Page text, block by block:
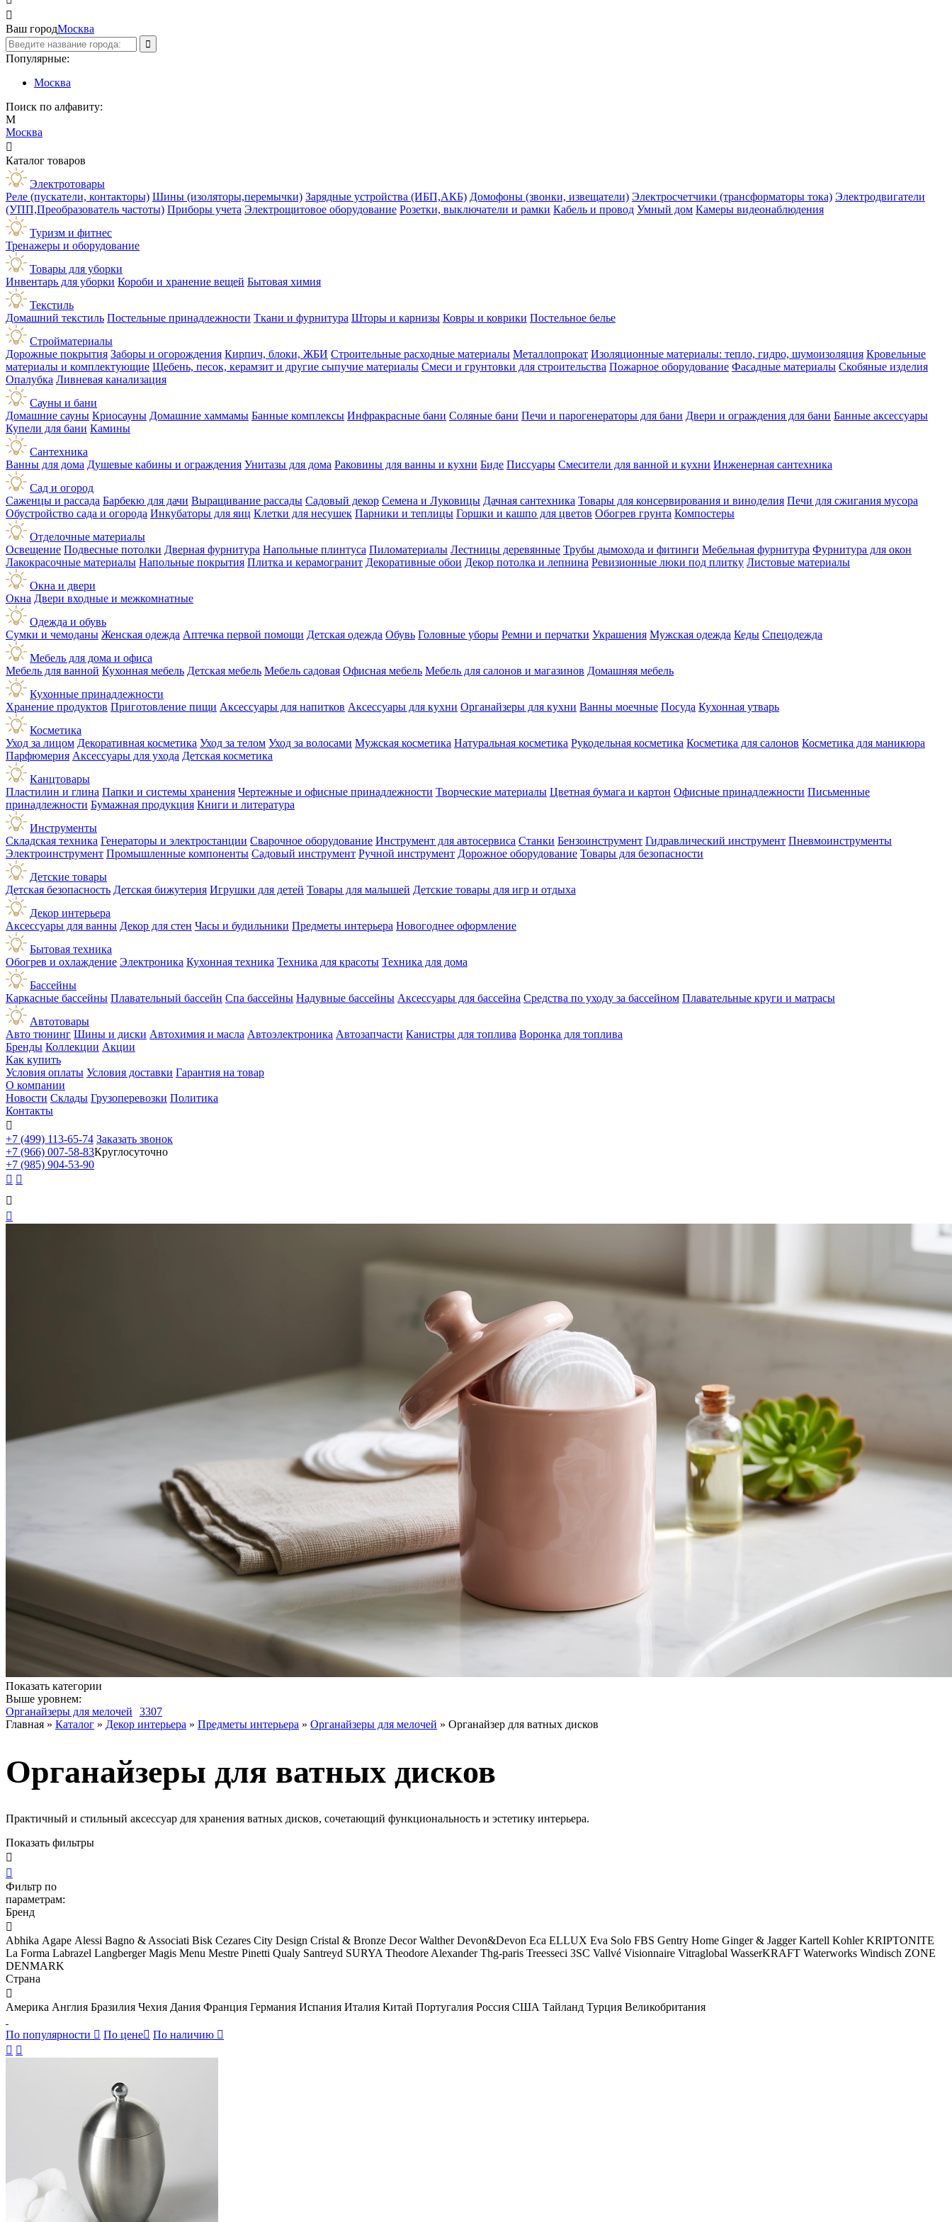

Ваш городМосква
Популярные:
Москва
Поиск по алфавиту:
М
Москва

Каталог товаров
Электротовары
Реле (пускатели, контакторы) Шины (изоляторы,перемычки) Зарядные устройства (ИБП,АКБ) Домофоны (звонки, извещатели) Электросчетчики (трансформаторы тока) Электродвигатели
(УПП,Преобразователь частоты) Приборы учета Электрощитовое оборудование Розетки, выключатели и рамки Кабель и провод Умный дом Камеры видеонаблюдения
Туризм и фитнес
Тренажеры и оборудование
Товары для уборки
Инвентарь для уборки Короби и хранение вещей Бытовая химия
Текстиль
Домашний текстиль Постельные принадлежности Ткани и фурнитура Шторы и карнизы Ковры и коврики Постельное белье
Стройматериалы
Дорожные покрытия Заборы и огорождения Кирпич, блоки, ЖБИ Строительные расходные материалы Металлопрокат Изоляционные материалы: тепло, гидро, шумоизоляция Кровельные
материалы и комплектующие Щебень, песок, керамзит и другие сыпучие материалы Смеси и грунтовки для строительства Пожарное оборудование Фасадные материалы Скобяные изделия
Опалубка Ливневая канализация
Сауны и бани
Домашние сауны Криосауны Домашние хаммамы Банные комплексы Инфракрасные бани Соляные бани Печи и парогенераторы для бани Двери и ограждения для бани Банные аксессуары
Купели для бани Камины
Сантехника
Ванны для дома Душевые кабины и ограждения Унитазы для дома Раковины для ванны и кухни Биде Писсуары Смесители для ванной и кухни Инженерная сантехника
Сад и огород
Саженцы и рассада Барбекю для дачи Выращивание рассады Садовый декор Семена и Луковицы Дачная сантехника Товары для консервирования и виноделия Печи для сжигания мусора
Обустройство сада и огорода Инкубаторы для яиц Клетки для несушек Парники и теплицы Горшки и кашпо для цветов Обогрев грунта Компостеры
Отделочные материалы
Освещение Подвесные потолки Дверная фурнитура Напольные плинтуса Пиломатериалы Лестницы деревянные Трубы дымохода и фитинги Мебельная фурнитура Фурнитура для окон
Лакокрасочные материалы Напольные покрытия Плитка и керамогранит Декоративные обои Декор потолка и лепнина Ревизионные люки под плитку Листовые материалы
Окна и двери
Окна Двери входные и межкомнатные
Одежда и обувь
Сумки и чемоданы Женская одежда Аптечка первой помощи Детская одежда Обувь Головные уборы Ремни и перчатки Украшения Мужская одежда Кеды Спецодежда
Мебель для дома и офиса
Мебель для ванной Кухонная мебель Детская мебель Мебель садовая Офисная мебель Мебель для салонов и магазинов Домашняя мебель
Кухонные принадлежности
Хранение продуктов Приготовление пищи Аксессуары для напитков Аксессуары для кухни Органайзеры для кухни Ванны моечные Посуда Кухонная утварь
Косметика
Уход за лицом Декоративная косметика Уход за телом Уход за волосами Мужская косметика Натуральная косметика Рукодельная косметика Косметика для салонов Косметика для маникюра
Парфюмерия Аксессуары для ухода Детская косметика
Канцтовары
Пластилин и глина Папки и системы хранения Чертежные и офисные принадлежности Творческие материалы Цветная бумага и картон Офисные принадлежности Письменные
принадлежности Бумажная продукция Книги и литература
Инструменты
Складская техника Генераторы и электростанции Сварочное оборудование Инструмент для автосервиса Станки Бензоинструмент Гидравлический инструмент Пневмоинструменты
Электроинструмент Промышленные компоненты Садовый инструмент Ручной инструмент Дорожное оборудование Товары для безопасности
Детские товары
Детская безопасность Детская бижутерия Игрушки для детей Товары для малышей Детские товары для игр и отдыха
Декор интерьера
Аксессуары для ванны Декор для стен Часы и будильники Предметы интерьера Новогоднее оформление
Бытовая техника
Обогрев и охлаждение Электроника Кухонная техника Техника для красоты Техника для дома
Бассейны
Каркасные бассейны Плавательный бассейн Спа бассейны Надувные бассейны Аксессуары для бассейна Средства по уходу за бассейном Плавательные круги и матрасы
Автотовары
Авто тюнинг Шины и диски Автохимия и масла Автоэлектроника Автозапчасти Канистры для топлива Воронка для топлива
Бренды Коллекции Акции
Как купить
Условия оплаты Условия доставки Гарантия на товар
О компании
Новости Склады Грузоперевозки Политика
Контакты

+7 (499) 113-65-74 Заказать звонок
+7 (966) 007-58-83Круглосуточно
+7 (985) 904-53-90
 


Показать категории
Выше уровнем:
Органайзеры для мелочей
3307
Главная » Каталог » Декор интерьера » Предметы интерьера » Органайзеры для мелочей » Органайзер для ватных дисков
Органайзеры для ватных дисков
Практичный и стильный аксессуар для хранения ватных дисков, сочетающий функциональность и эстетику интерьера.
Показать фильтры


Фильтр по
параметрам:
Бренд

Abhika Agape Alessi Bagno & Associati Bisk Cezares City Design Cristal & Bronze Decor Walther Devon&Devon Eca ELLUX Eva Solo FBS Gentry Home Ginger & Jagger Kartell Kohler KRIPTONITE
La Forma Labrazel Langberger Magis Menu Mestre Pinetti Qualy Santreyd SURYA Theodore Alexander Thg-paris Treesseci 3SC Vallvé Visionnaire Vitraglobal WasserKRAFT Waterworks Windisch ZONE
DENMARK
Страна

Америка Англия Бразилия Чехия Дания Франция Германия Испания Италия Китай Португалия Россия США Тайланд Турция Великобритания
По популярности  По цене По наличию 
 